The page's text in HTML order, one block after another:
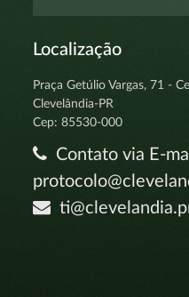
Localização
Praça Getúlio Vargas, 71 -
Clevelândia-PR
Cep: 85530-000
Contato via E-